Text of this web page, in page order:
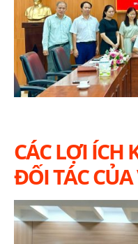
CÁC LỢI ÍCH
ĐỐI TÁC